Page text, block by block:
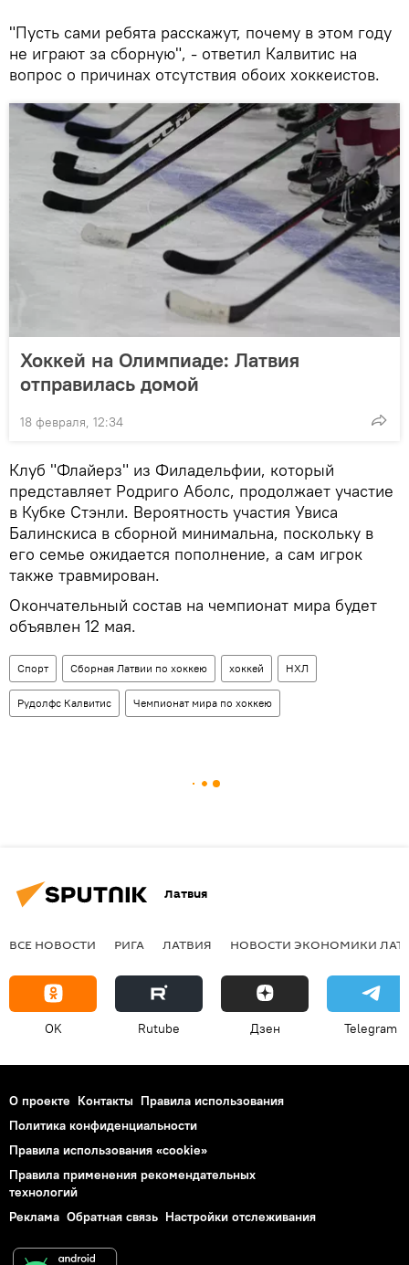
"Пусть сами ребята расскажут, почему в этом году
не играют за сборную", - ответил Калвитис на
вопрос о причинах отсутствия обоих хоккеистов.
Хоккей на Олимпиаде: Латвия
отправилась домой
18 февраля, 12:34
Клуб "Флайерз" из Филадельфии, который
представляет Родриго Аболс, продолжает участие
в Кубке Стэнли. Вероятность участия Увиса
Балинскиса в сборной минимальна, поскольку в
его семье ожидается пополнение, а сам игрок
также травмирован.
Окончательный состав на чемпионат мира будет
объявлен 12 мая.
Спорт Сборная Латвии по хоккею хоккей НХЛ
Рудолфс Калвитис Чемпионат мира по хоккею
Латвия
ВСЕ НОВОСТИ РИГА ЛАТВИЯ НОВОСТИ ЭКОНОМИКИ
OK Rutube Дзен Telegram
О проекте Контакты Правила использования
Политика конфиденциальности
Правила использования «cookie»
Правила применения рекомендательных
технологий
Реклама Обратная связь Настройки отслеживания